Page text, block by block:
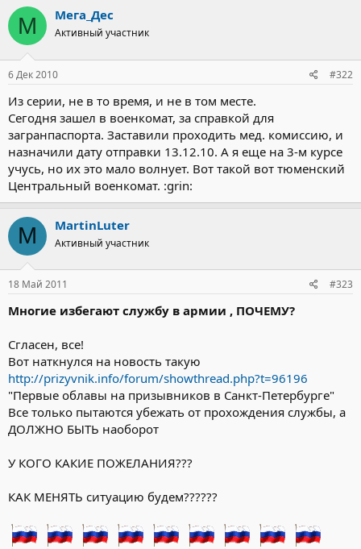
М Мега_Дес
Активный участник
6 Дек 2010 #322
Из серии, не в то время, и не в том месте.
Сегодня зашел в военкомат, за справкой для
загранпаспорта. Заставили проходить мед. комиссию, и
назначили дату отправки 13.12.10. А я еще на 3-м курсе
учусь, но их это мало волнует. Вот такой вот тюменский
Центральный военкомат. :grin:
M MartinLuter
Активный участник
18 Май 2011 #323
Многие избегают службу в армии , ПОЧЕМУ?
Сгласен, все!
Вот наткнулся на новость такую
http://prizyvnik.info/forum/showthread.php?t=96196
"Первые облавы на призывников в Санкт-Петербурге"
Все только пытаются убежать от прохождения службы, а
ДОЛЖНО БЫТЬ наоборот
У КОГО КАКИЕ ПОЖЕЛАНИЯ???
КАК МЕНЯТЬ ситуацию будем??????